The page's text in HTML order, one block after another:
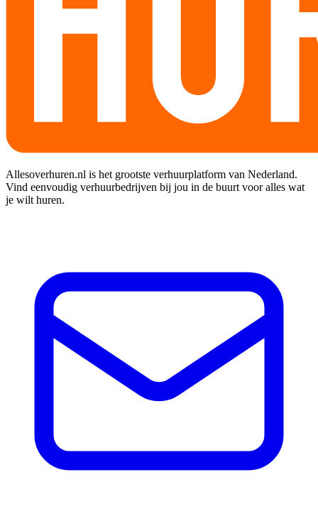
Allesoverhuren.nl is het grootste verhuurplatform van Nederland.
Vind eenvoudig verhuurbedrijven bij jou in de buurt voor alles wat
je wilt huren.